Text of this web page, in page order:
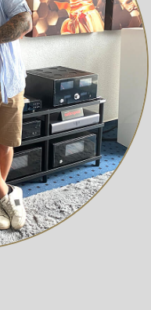
HiFi-
und in Walnuss
mit Schockabsorber-
besteht aus einer
montiertem und
kann nicht
RCA-E (Länge ca.